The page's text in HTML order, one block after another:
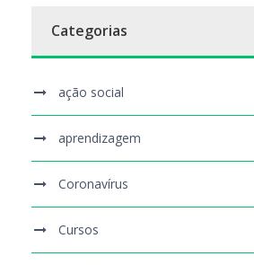
Categorias
ação social
aprendizagem
Coronavírus
Cursos